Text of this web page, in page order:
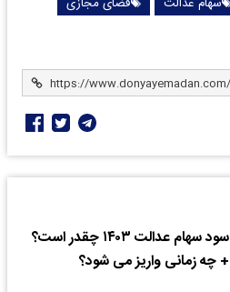
سود سهام عدالت ۱۴۰۳ چقدر است؟
+ چه زمانی واریز می شود؟